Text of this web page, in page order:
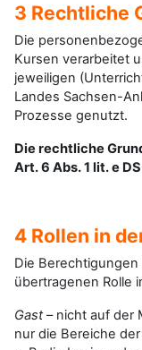
3 Rechtliche
Die
Kursen verarbeitet
jeweiligen
Landes Sachsen-
Prozesse genutzt.
Die rechtliche
Art. 6 Abs. 1 lit. e
4 Rollen in
Die
übertragenen Rolle
Gast– nicht auf der
nur die Bereiche